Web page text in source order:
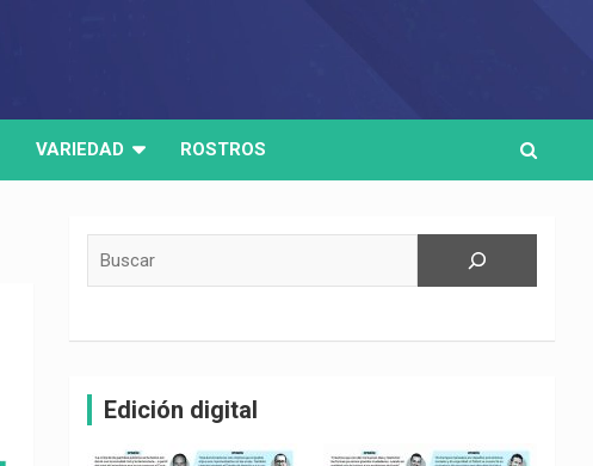
VARIEDAD ROSTROS
Edición digital